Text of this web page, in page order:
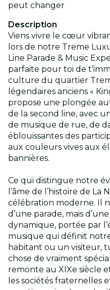
peut changer
Description
Viens vivre le cœur
lors de notre Treme
Line Parade & Music
parfaite pour toi de
culture du quartier
légendaires anciens «
propose une plongée
de la second line, avec
de musique de rue, de
éblouissantes des
aux couleurs vives aux
bannières.
Ce qui distingue notre
l’âme de l’histoire de La
célébration moderne. Il
d’une parade, mais
dynamique, portée par
musique qui définit
habitant ou un visiteur,
chose de vraiment
remonte au XIXe siècle
les sociétés fraternelles